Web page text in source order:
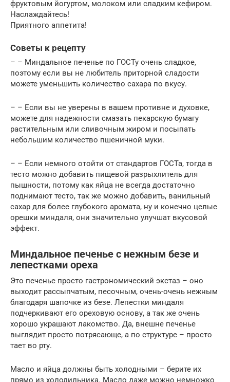
фруктовым йогуртом, молоком или сладким кефиром.
Наслаждайтесь!
Приятного аппетита!
Советы к рецепту
– – Миндальное печенье по ГОСТу очень сладкое,
поэтому если вы не любитель приторной сладости
можете уменьшить количество сахара по вкусу.
– – Если вы не уверены в вашем противне и духовке,
можете для надежности смазать пекарскую бумагу
растительным или сливочным жиром и посыпать
небольшим количество пшеничной муки.
– – Если немного отойти от стандартов ГОСТа, тогда в
тесто можно добавить пищевой разрыхлитель для
пышности, потому как яйца не всегда достаточно
поднимают тесто, так же можно добавить, ванильный
сахар для более глубокого аромата, ну и конечно целые
орешки миндаля, они значительно улучшат вкусовой
эффект.
Миндальное печенье с нежным безе и
лепестками ореха
Это печенье просто гастрономический экстаз – оно
выходит рассыпчатым, песочным, очень-очень нежным
благодаря шапочке из безе. Лепестки миндаля
подчеркивают его ореховую основу, а так же очень
хорошо украшают лакомство. Да, внешне печенье
выглядит просто потрясающе, а по структуре – просто
тает во рту.
Масло и яйца должны быть холодными – берите их
прямо из холодильника. Масло даже можно немножко